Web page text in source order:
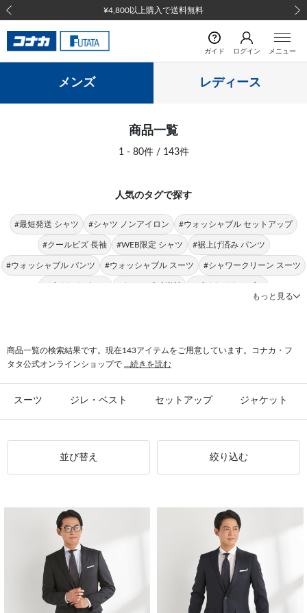
¥4,800以上購入で送料無料
前の画像
ガイド ログイン メニュー
メンズ レディース
商品一覧
1 - 80件 / 143件
人気のタグで探す
#最短発送 シャツ #シャツ ノンアイロン #ウォッシャブル セットアップ
#クールビズ 長袖 #WEB限定 シャツ #裾上げ済み パンツ
#ウォッシャブル パンツ #ウォッシャブル スーツ #シャワークリーン スーツ
#ビジカジ パンツ #クールビズ 半袖 #ビジカジ トップス
#スーツ フォーマル
もっと見る
商品一覧の検索結果です。現在143アイテムをご用意しています。コナカ・フ
タタ公式オンラインショップで
...続きを読む
スーツ ジレ・ベスト セットアップ ジャケット
並び替え 絞り込む